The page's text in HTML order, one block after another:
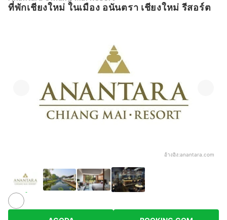
ที่พักเชียงใหม่ ในเมือง อนันตรา เชียงใหม่ รีสอร์ต
อ้างอิง:anantara.com